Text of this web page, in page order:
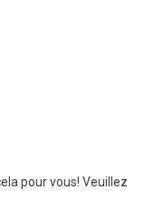
pour vous! Veuillez